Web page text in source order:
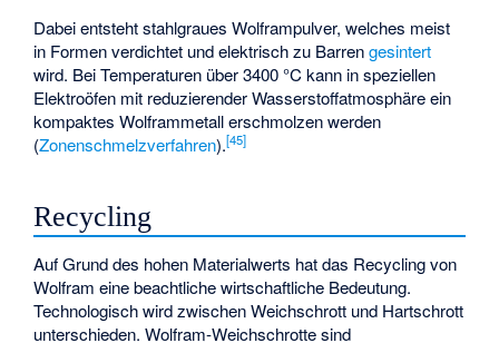
Dabei entsteht stahlgraues Wolframpulver, welches meist
in Formen verdichtet und elektrisch zu Barrengesintert
wird. Bei Temperaturen über 3400 °C kann in speziellen
Elektroöfen mit reduzierender Wasserstoffatmosphäre ein
kompaktes Wolframmetall erschmolzen werden
(Zonenschmelzverfahren).[45]
Recycling
Auf Grund des hohen Materialwerts hat das Recycling von
Wolfram eine beachtliche wirtschaftliche Bedeutung.
Technologisch wird zwischen Weichschrott und Hartschrott
unterschieden. Wolfram-Weichschrotte sind